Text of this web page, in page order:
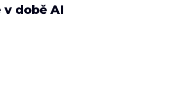
době AI